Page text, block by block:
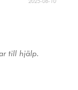
till hjälp.